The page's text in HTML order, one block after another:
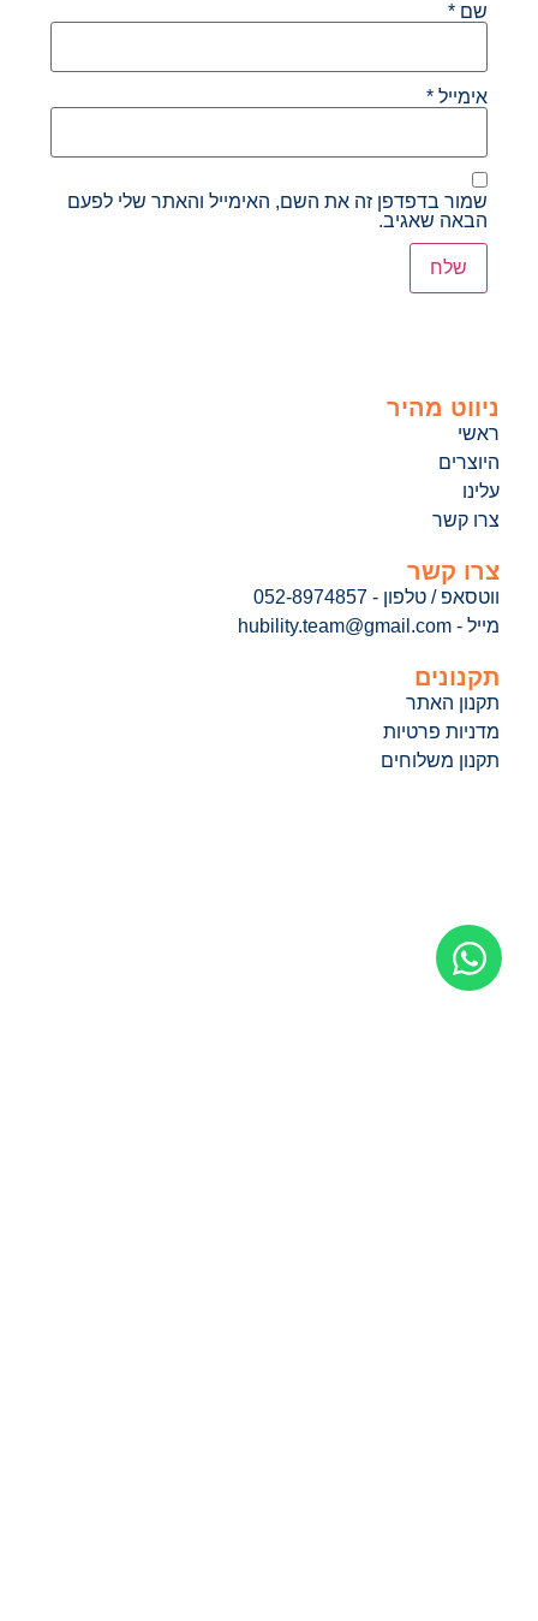
שם*
אימייל*
שמור בדפדפן זה את השם, האימייל והאתר שלי לפעם
הבאה שאגיב.
ניווט מהיר
ראשי
היוצרים
עלינו
צרו קשר
צרו קשר
ווטסאפ / טלפון - 052-8974857
מייל - hubility.team@gmail.com
תקנונים
תקנון האתר
מדניות פרטיות
תקנון משלוחים